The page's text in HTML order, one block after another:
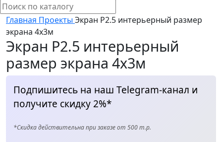
Главная Проекты Экран Р2.5 интерьерный размер
экрана 4х3м
Экран Р2.5 интерьерный
размер экрана 4х3м
Подпишитесь на наш Telegram-канал и
получите скидку 2%*
*Скидка действительна при заказе от 500 т.р.